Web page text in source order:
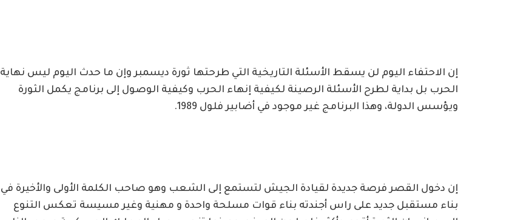
إن الاحتفاء اليوم لن يسقط الأسئلة التاريخية التي طرحتها ثورة ديسمبر وإن ما حدث اليوم ليس نهاية
الحرب بل بداية لطرح الأسئلة الرصينة لكيفية إنهاء الحرب وكيفية الوصول إلى برنامج يكمل الثورة
ويؤسس الدولة، وهذا البرنامج غير موجود في أضابير فلول 1989.
إن دخول القصر فرصة جديدة لقيادة الجيش لتستمع إلى الشعب وهو صاحب الكلمة الأولى والأخيرة في
بناء مستقبل جديد على راس أجندته بناء قوات مسلحة واحدة و مهنية وغير مسيسة تعكس التنوع